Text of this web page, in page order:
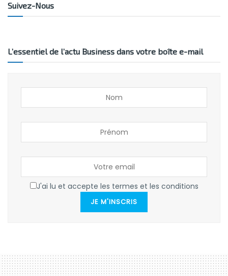
Suivez-Nous
L’essentiel de l’actu Business dans votre boîte e-mail
J'ai lu et accepte les termes et les conditions
JE M'INSCRIS